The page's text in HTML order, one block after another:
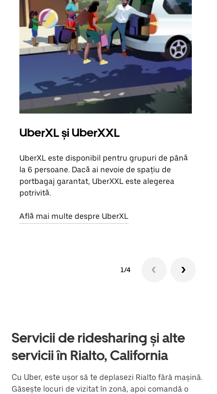
UberXL și UberXXL
UberXL este disponibil pentru grupuri de până
la 6 persoane. Dacă ai nevoie de spațiu de
portbagaj garantat, UberXXL este alegerea
potrivită.
Află mai multe despre UberXL
1/4
Servicii de ridesharing și alte
servicii în Rialto, California
Cu Uber, este ușor să te deplasezi Rialto fără mașină.
Găsește locuri de vizitat în zonă, apoi comandă o